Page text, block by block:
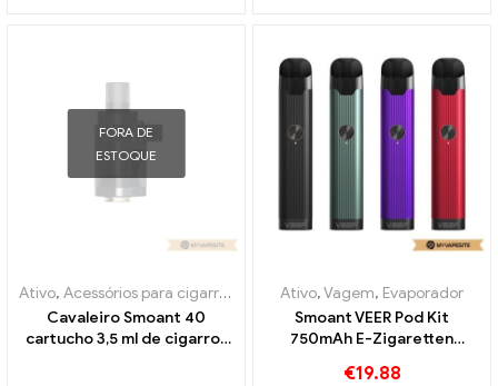
FORA DE
ESTOQUE
Ativo, Acessórios para cigarros eletrônicos ,Evaporador
Cavaleiro Smoant 40
cartucho 3,5 ml de cigarros
Ativo,Vagem, Evaporador
Smoant VEER Pod Kit
750mAh E-Zigaretten
€19.88